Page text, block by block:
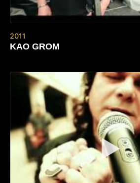
2011
KAO GROM
▶